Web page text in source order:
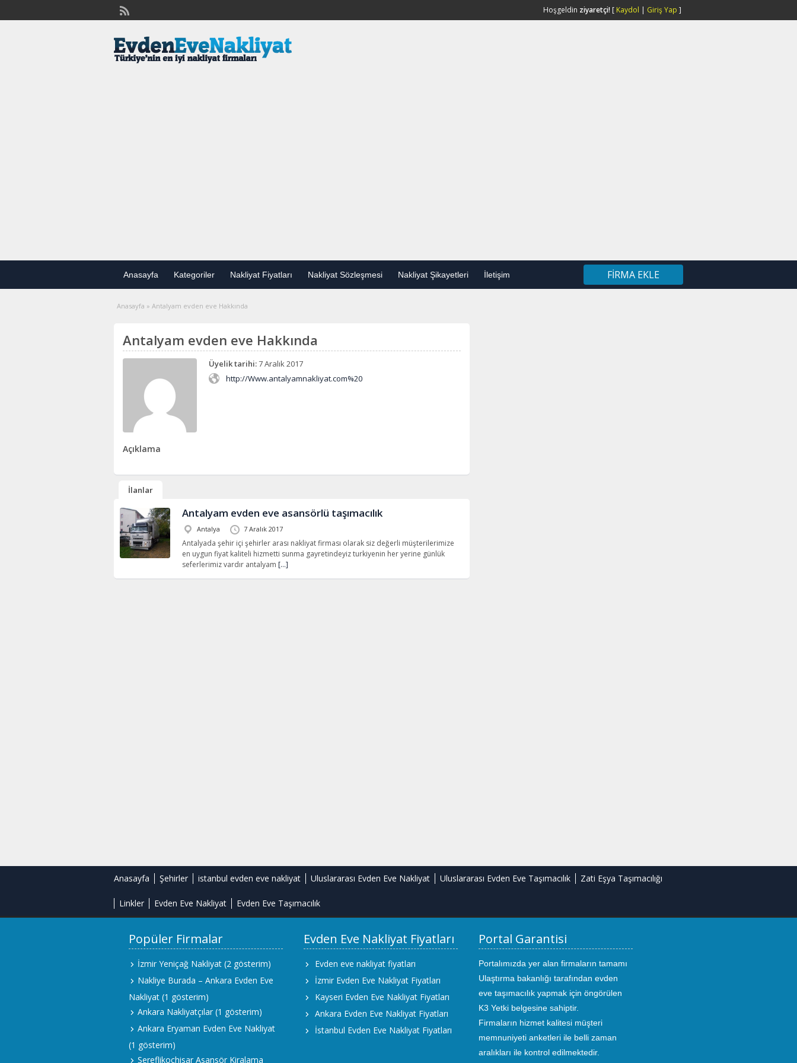
Hoşgeldin ziyaretçi! [ Kaydol | Giriş Yap ]
Anasayfa Kategoriler Nakliyat Fiyatları Nakliyat Sözleşmesi Nakliyat Şikayetleri İletişim FIRMA EKLE
Anasayfa » Antalyam evden eve Hakkında
Antalyam evden eve Hakkında
Üyelik tarihi:7 Aralık 2017
http://Www.antalyamnakliyat.com%20
Açıklama
İlanlar
Antalyam evden eve asansörlü taşımacılık
Antalya 7 Aralık 2017
Antalyada şehir içi şehirler arası nakliyat firması olarak siz değerli müşterilerimize
en uygun fiyat kaliteli hizmetti sunma gayretindeyiz turkiyenin her yerine günlük
seferlerimiz vardır antalyam […]
Anasayfa Şehirler istanbul evden eve nakliyat Uluslararası Evden Eve Nakliyat Uluslararası Evden Eve Taşımacılık Zati Eşya Taşımacılığı
Linkler Evden Eve Nakliyat Evden Eve Taşımacılık
Popüler Firmalar
İzmir Yeniçağ Nakliyat (2 gösterim)
Nakliye Burada – Ankara Evden Eve
Nakliyat (1 gösterim)
Ankara Nakliyatçılar (1 gösterim)
Ankara Eryaman Evden Eve Nakliyat
(1 gösterim)
Şereflikoçhisar Asansör Kiralama
Evden Eve Nakliyat Fiyatları
Evden eve nakliyat fiyatları
İzmir Evden Eve Nakliyat Fiyatları
Kayseri Evden Eve Nakliyat Fiyatları
Ankara Evden Eve Nakliyat Fiyatları
İstanbul Evden Eve Nakliyat Fiyatları
Portal Garantisi
Portalımızda yer alan firmaların tamamı
Ulaştırma bakanlığı tarafından evden
eve taşımacılık yapmak için öngörülen
K3 Yetki belgesine sahiptir.
Firmaların hizmet kalitesi müşteri
memnuniyeti anketleri ile belli zaman
aralıkları ile kontrol edilmektedir.